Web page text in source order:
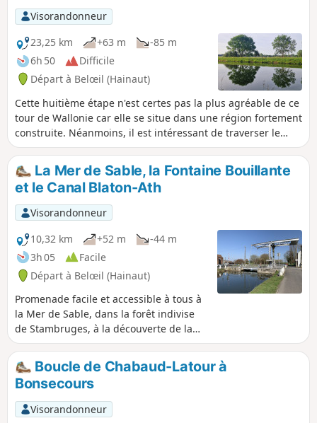
Visorandonneur
23,25 km
+63 m
-85 m
6h 50
Difficile
Départ à Belœil (Hainaut)
Cette huitième étape n'est certes pas la plus agréable de ce
tour de Wallonie car elle se situe dans une région fortement
construite. Néanmoins, il est intéressant de traverser le
Borinage non seulement dans sa campagne mais aussi
dans ses villes. Ces divers aspects se retrouvent ici.
Logement chez l'habitant.
La Mer de Sable, la Fontaine Bouillante
et le Canal Blaton-Ath
Visorandonneur
10,32 km
+52 m
-44 m
3h 05
Facile
Départ à Belœil (Hainaut)
Promenade facile et accessible à tous à
la Mer de Sable, dans la forêt indivise
de Stambruges, à la découverte de la
Fontaine Bouillante et retour le long du
canal Blaton-Ath sur chemin de halage.
Boucle de Chabaud-Latour à
Bonsecours
Visorandonneur